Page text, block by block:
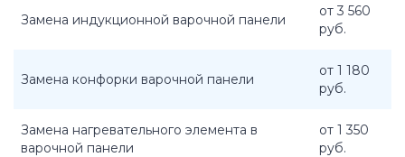
Замена индукционной варочной панели
от 3 560
руб.
Замена конфорки варочной панели
от 1 180
руб.
Замена нагревательного элемента в
варочной панели
от 1 350
руб.